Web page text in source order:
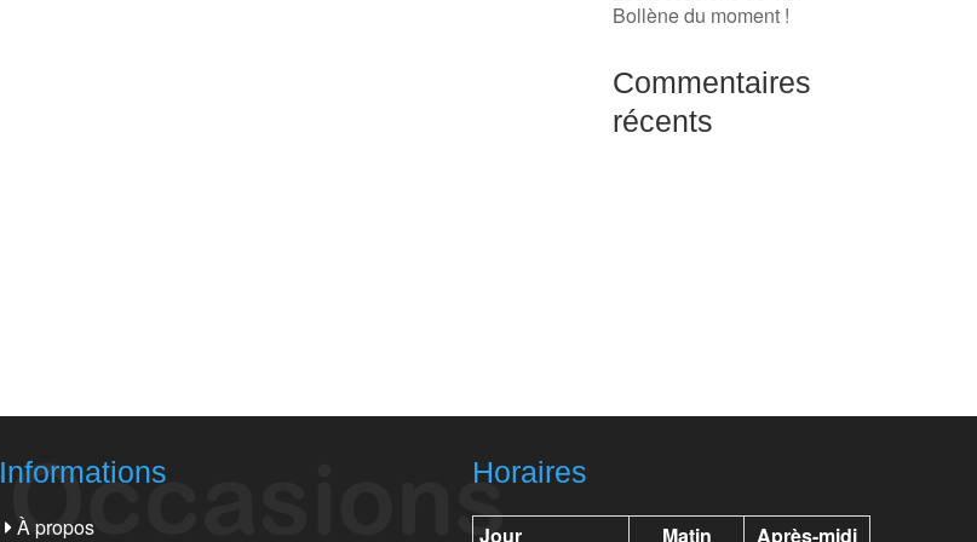
Bollène du moment !
Commentaires
récents
Informations
À propos
Horaires
Jour Matin Après-midi